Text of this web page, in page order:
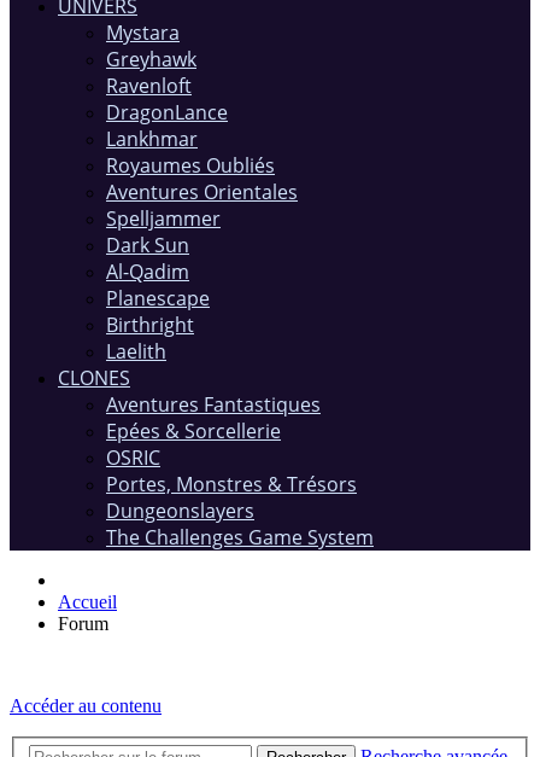
UNIVERS
Mystara
Greyhawk
Ravenloft
DragonLance
Lankhmar
Royaumes Oubliés
Aventures Orientales
Spelljammer
Dark Sun
Al-Qadim
Planescape
Birthright
Laelith
CLONES
Aventures Fantastiques
Epées & Sorcellerie
OSRIC
Portes, Monstres & Trésors
Dungeonslayers
The Challenges Game System
Accueil
Forum
Accéder au contenu